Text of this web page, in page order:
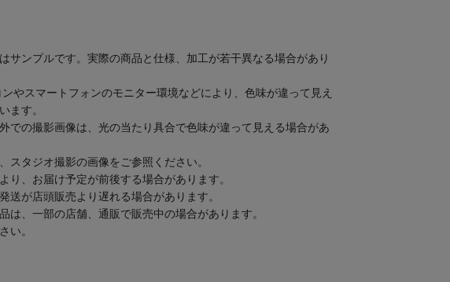
サンプルです。実際の商品と仕様、加工が若干異なる場合があり
ンやスマートフォンのモニター環境などにより、色味が違って見え
ます。
での撮影画像は、光の当たり具合で色味が違って見える場合があ
スタジオ撮影の画像をご参照ください。
り、お届け予定が前後する場合があります。
送が店頭販売より遅れる場合があります。
は、一部の店舗、通販で販売中の場合があります。
い。